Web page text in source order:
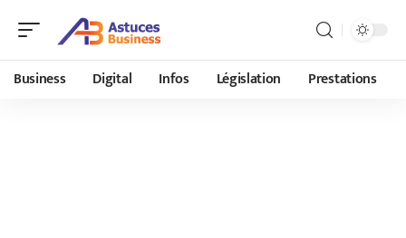
Business Digital Infos Législation Prestations